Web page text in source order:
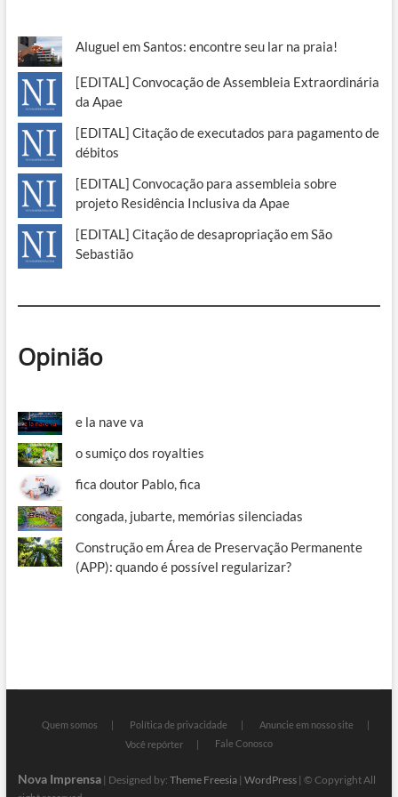
Aluguel em Santos: encontre seu lar na praia!
[EDITAL] Convocação de Assembleia Extraordinária
da Apae
[EDITAL] Citação de executados para pagamento de
débitos
[EDITAL] Convocação para assembleia sobre
projeto Residência Inclusiva da Apae
[EDITAL] Citação de desapropriação em São
Sebastião
Opinião
e la nave va
o sumiço dos royalties
fica doutor Pablo, fica
congada, jubarte, memórias silenciadas
Construção em Área de Preservação Permanente
(APP): quando é possível regularizar?
Quem somos Política de privacidade
Anuncie em nosso site
Você repórter
Fale Conosco
Nova Imprensa| Designed by: Theme Freesia| WordPress| © Copyright All